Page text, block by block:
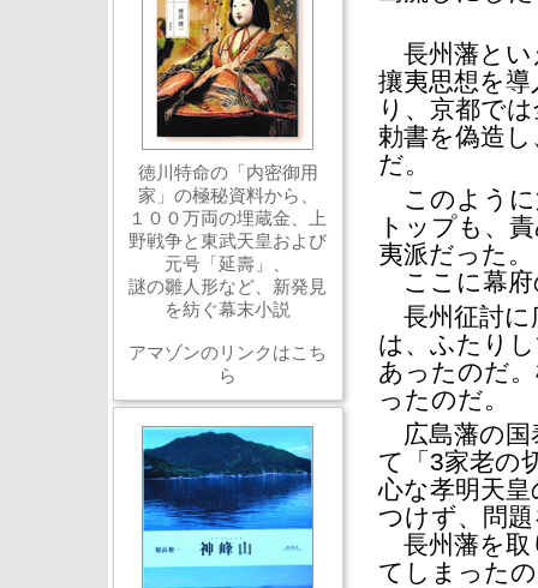
長州藩とい
攘夷思想を
り、京都で
勅書を偽造
だ。
このように
トップも、
夷派だった。
ここに幕府
長州征討に
は、ふたり
あったのだ
ったのだ。
広島藩の国
て「3家老の
心な孝明天
つけず、問
長州藩を取
てしまった
徳川特命の「内密御用
家」の極秘資料から、
１００万両の埋蔵金、上
野戦争と東武天皇および
元号「延壽」、
謎の雛人形など、新発見
を紡ぐ幕末小説
アマゾンのリンクはこち
ら